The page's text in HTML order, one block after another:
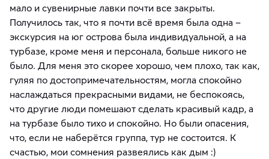
мало и сувенирные лавки почти все закрыты.
Получилось так, что я почти всё время была одна –
экскурсия на юг острова была индивидуальной, а на
турбазе, кроме меня и персонала, больше никого не
было. Для меня это скорее хорошо, чем плохо, так как,
гуляя по достопримечательностям, могла спокойно
наслаждаться прекрасными видами, не беспокоясь,
что другие люди помешают сделать красивый кадр, а
на турбазе было тихо и спокойно. Но были опасения,
что, если не наберётся группа, тур не состоится. К
счастью, мои сомнения развеялись как дым :)